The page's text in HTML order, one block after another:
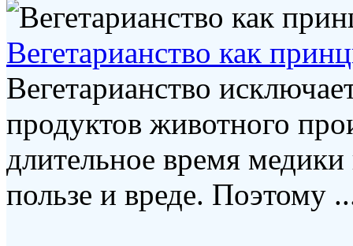
Вегетарианство как
Вегетарианство
продуктов животного
длительное время
пользе и вреде. Поэтому